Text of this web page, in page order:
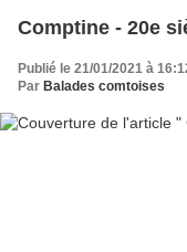
Comptine - 20e
Publié le 21/01/2021 à
Par Balades comtoises